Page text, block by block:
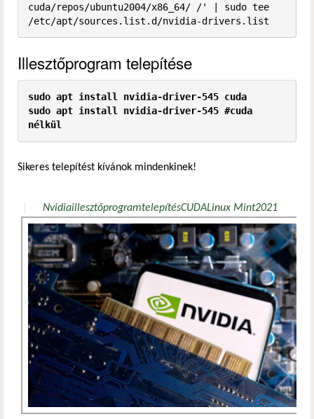
cuda/repos/ubuntu2004/x86_64/ /' | sudo tee
/etc/apt/sources.list.d/nvidia-drivers.list
Illesztőprogram telepítése
sudo apt install nvidia-driver-545 cuda
sudo apt install nvidia-driver-545 #cuda
nélkül
Sikeres telepítést kívánok mindenkinek!
NvidiaillesztőprogramtelepítésCUDALinux Mint2021